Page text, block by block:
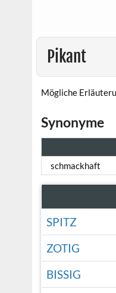
Pikant
Mögliche
Synonyme
schmackhaft
SPITZ
ZOTIG
BISSIG